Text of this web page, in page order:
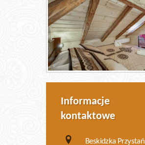
Informacje
kontaktowe
Beskidzka Przystań